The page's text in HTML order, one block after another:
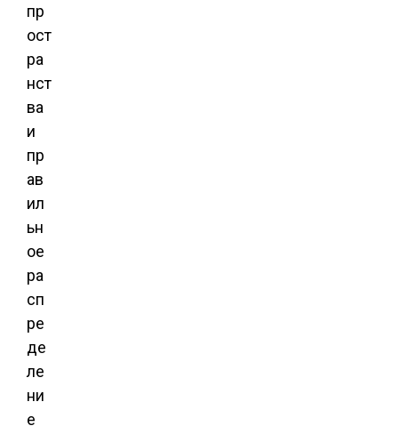
пр
ост
ра
нст
ва
и
пр
ав
ил
ьн
ое
ра
сп
ре
де
ле
ни
е